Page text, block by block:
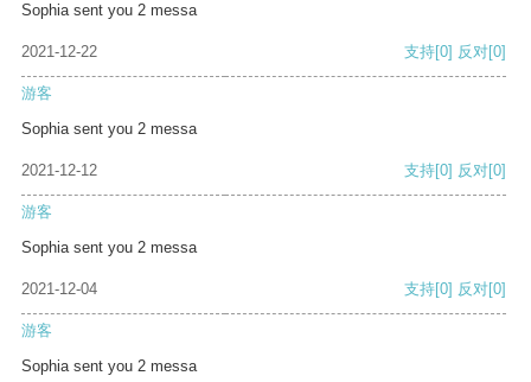
Sophia sent you 2 messa
2021-12-22 支持[0] 反对[0]
游客
Sophia sent you 2 messa
2021-12-12 支持[0] 反对[0]
游客
Sophia sent you 2 messa
2021-12-04 支持[0] 反对[0]
游客
Sophia sent you 2 messa